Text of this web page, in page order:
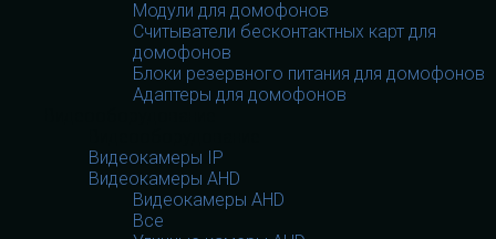
Модули для домофонов
Считыватели бесконтактных карт для
домофонов
Блоки резервного питания для домофонов
Адаптеры для домофонов
Видеокамеры IP
Видеокамеры AHD
Видеокамеры AHD
Все